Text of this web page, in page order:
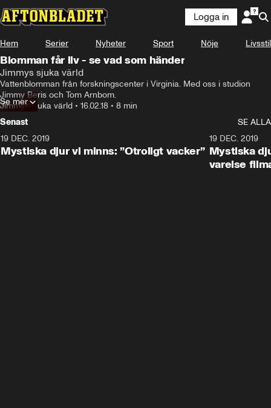
Denna videofil kan inte spelas.
Fel kod:232011
Ladda om
Logga in
Hem Serier Nyheter Sport Nöje Livsstil
Blomman får liv - se vad som händer
Jimmys sjuka värld
Vattenblomman från forskningscenter i Virginia. Med oss i studion
Jimmy Beris och Tom Arnbom.
Jimmys sjuka värld • 16.02.18 • 8 min
Se mer
Senast
SE ALLA
19 DEC. 2019
Mystiska djur vi minns: ”Otroligt vacker”
19 DEC. 2019
Mystiska
varelse